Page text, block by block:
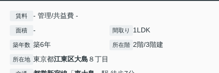
賃料 - 管理/共益費 -
面積 - 間取り 1LDK
築年数 築6年 所在階 2階/3階建
所在地 東京都江東区大島 ８丁目